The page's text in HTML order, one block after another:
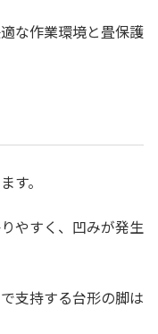
な作業環境と畳保護
す。
やすく、凹みが発生
支持する台形の脚は